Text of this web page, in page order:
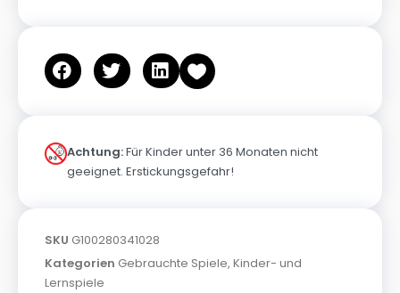
Achtung:Für Kinder unter 36 Monaten nicht
geeignet. Erstickungsgefahr!
SKU G100280341028
Kategorien Gebrauchte Spiele, Kinder- und
Lernspiele